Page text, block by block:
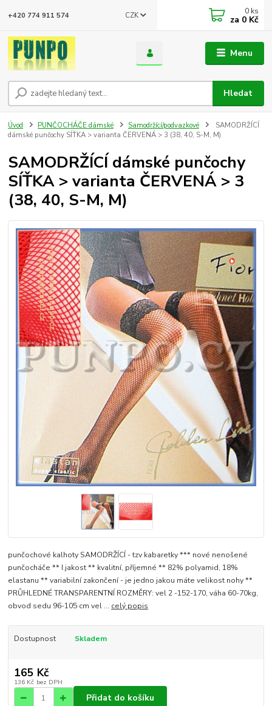
Menu
CZK
Hledat
+420 774 911 574 0 ks
za 0 Kč
Úvod PUNČOCHÁČE dámské Samodržící/podvazkové
SAMODRŽÍCÍ
dámské punčochy SÍŤKA > varianta ČERVENÁ > 3 (38, 40, S-M, M)
SAMODRŽÍCÍ dámské punčochy
SÍŤKA > varianta ČERVENÁ > 3
(38, 40, S-M, M)
punčochové kalhoty SAMODRŽÍCÍ - tzv kabaretky *** nové nenošené
punčocháče ** I.jakost ** kvalitní, příjemné ** 82% polyamid, 18%
elastanu ** variabilní zakončení - je jedno jakou máte velikost nohy **
PRŮHLEDNÉ TRANSPARENTNÍ ROZMĚRY: vel 2 -152-170, váha 60-70kg,
obvod sedu 96-105 cm vel ... celý popis
Dostupnost Skladem
165 Kč
136 Kč bez DPH
Přidat do košíku